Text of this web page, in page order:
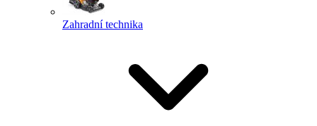
Zahradní technika